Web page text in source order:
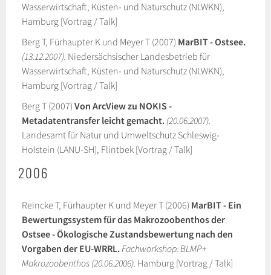
Wasserwirtschaft, Küsten- und Naturschutz (NLWKN),
Hamburg [Vortrag / Talk]
Berg T, Fürhaupter K und Meyer T (2007) MarBIT - Ostsee.
(13.12.2007). Niedersächsischer Landesbetrieb für
Wasserwirtschaft, Küsten- und Naturschutz (NLWKN),
Hamburg [Vortrag / Talk]
Berg T (2007) Von ArcView zu NOKIS -
Metadatentransfer leicht gemacht. (20.06.2007).
Landesamt für Natur und Umweltschutz Schleswig-
Holstein (LANU-SH), Flintbek [Vortrag / Talk]
2006
Reincke T, Fürhaupter K und Meyer T (2006) MarBIT - Ein
Bewertungssystem für das Makrozoobenthos der
Ostsee - Ökologische Zustandsbewertung nach den
Vorgaben der EU-WRRL.Fachworkshop: BLMP+
Makrozoobenthos (20.06.2006). Hamburg [Vortrag / Talk]